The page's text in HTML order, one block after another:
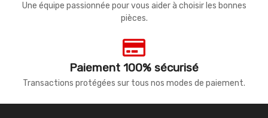
Une équipe passionnée pour vous aider à choisir les bonnes
pièces.
Paiement 100% sécurisé
Transactions protégées sur tous nos modes de paiement.